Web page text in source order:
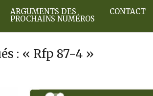
ARGUMENTS DES
PROCHAINS NUMÉROS
CONTACT
: « Rfp 87-4 »